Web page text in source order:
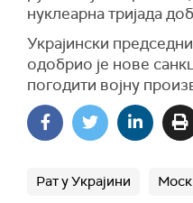
нуклеарна тријада
Украјински
одобрио је нове
погодити војну
Рат у Украјини